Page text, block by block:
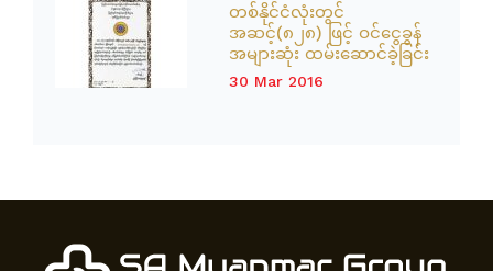
တစ်နိုင်ငံလုံးတွင်
အဆင့်(၈၂၈) ဖြင့် ဝင်ငွေခွန်
အများဆုံး ထမ်းဆောင်ခဲ့ခြင်း
30 Mar 2016